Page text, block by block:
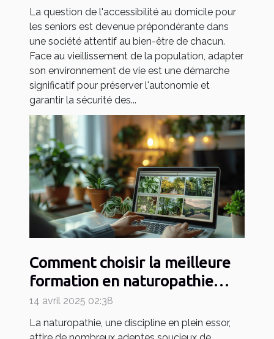
La question de l'accessibilité au domicile pour
les seniors est devenue prépondérante dans
une société attentif au bien-être de chacun.
Face au vieillissement de la population, adapter
son environnement de vie est une démarche
significatif pour préserver l'autonomie et
garantir la sécurité des...
Comment choisir la meilleure
formation en naturopathie
pour votre carrière
14 avril 2025 02:38
La naturopathie, une discipline en plein essor,